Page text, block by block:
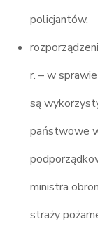
policjantów.
r. – w
są
państwowe
ministra
straży